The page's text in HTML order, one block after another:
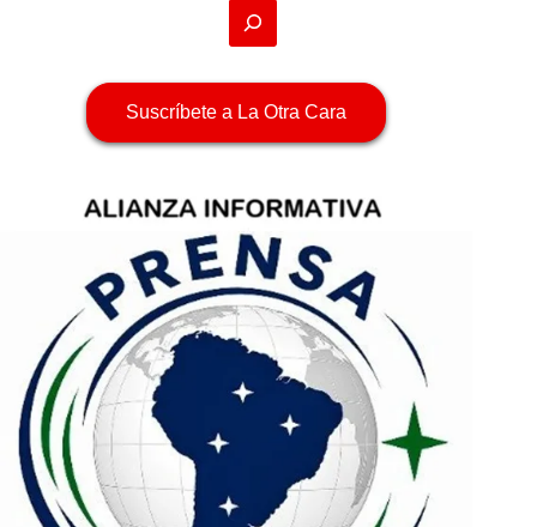
Suscríbete a La Otra Cara